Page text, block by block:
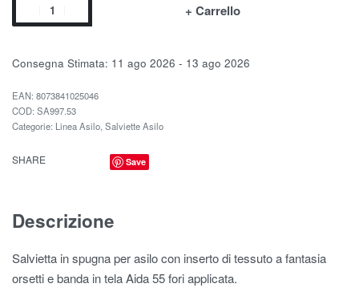
+ Carrello
Consegna Stimata: 11 ago 2026 - 13 ago 2026
EAN: 8073841025046
SA997.53
Categorie: Linea Asilo Salviette Asilo
SHARE Save
Descrizione
Salvietta in spugna per asilo con inserto di tessuto a fantasia
orsetti e banda in tela Aida 55 fori applicata.